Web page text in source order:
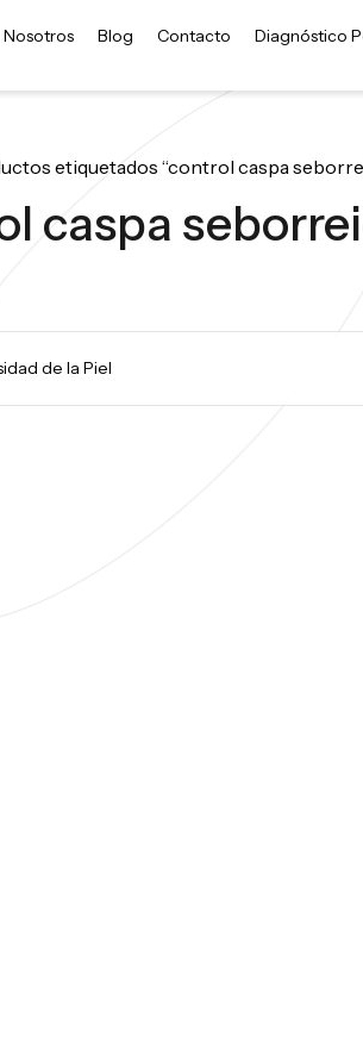
Nosotros Blog Contacto Diagnóstico
etiquetados “control caspa
caspa